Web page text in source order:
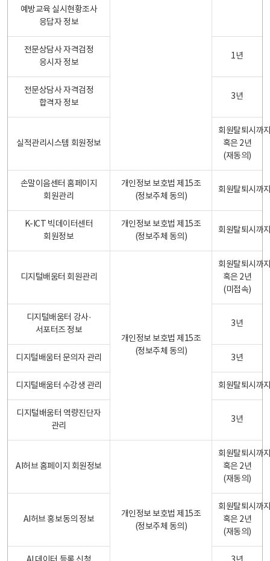
예방교육 실시현황조사
응답자 정보
전문상담사 자격검정
응시자 정보
1년
전문상담사 자격검정
합격자 정보
3년
실적관리시스템 회원정보
회원탈퇴시까
혹은 2년
(재동의)
손말이음센터 홈페이지
회원관리
개인정보 보호법 제15조
(정보주체 동의)
회원탈퇴시까
K-ICT 빅데이터센터
회원정보
개인정보 보호법 제15조
(정보주체 동의)
회원탈퇴시까
디지털배움터 회원관리
개인정보 보호법 제15조
(정보주체 동의)
회원탈퇴시까
혹은 2년
(미접속)
디지털배움터 강사·
서포터즈 정보
3년
디지털배움터 문의자 관리 3년
디지털배움터 수강생 관리 회원탈퇴시까
디지털배움터 역량진단자
관리
3년
AI허브 홈페이지 회원정보
개인정보 보호법 제15조
(정보주체 동의)
회원탈퇴시까
혹은 2년
(재동의)
AI허브 홍보동의 정보
회원탈퇴시까
혹은 2년
(재동의)